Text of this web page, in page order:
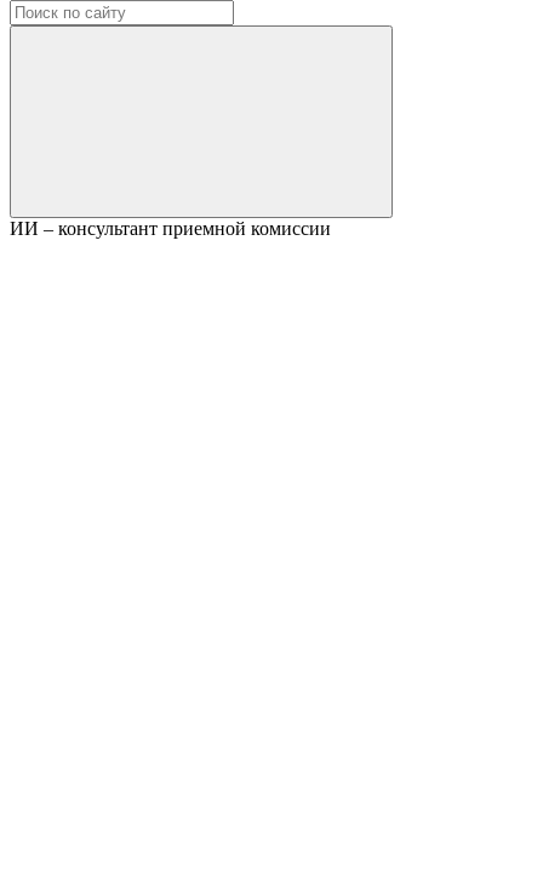
ИИ – консультант приемной комиссии